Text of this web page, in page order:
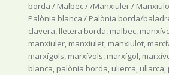
borda / Malbec / /Manxiuler /
Palònia blanca / Palònia borda/
clavera, lletera borda, malbec,
manxiuler, manxiulet, manxiulot,
marxígols, marxívols, marxígol,
blanca, palònia borda, ulierca,